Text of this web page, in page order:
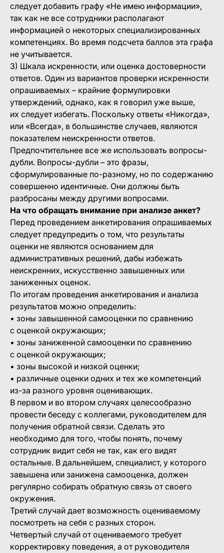
следует добавить графу «Не имею информации»,
так как не все сотрудники располагают
информацией о некоторых специализированных
компетенциях. Во время подсчета баллов эта графа
не учитывается.
3) Шкала искренности, или оценка достоверности
ответов. Один из вариантов проверки искренности
опрашиваемых – крайние формулировки
утверждений, однако, как я говорил уже выше,
их следует избегать. Поскольку ответы «Никогда»,
или «Всегда», в большинстве случаев, являются
показателем неискренности ответов.
Предпочтительнее все же использовать вопросы-
дубли. Вопросы-дубли – это фразы,
сформулированные по-разному, но по содержанию
совершенно идентичные. Они должны быть
разбросаны между другими вопросами.
На что обращать внимание при анализе анкет?
Перед проведением анкетирования опрашиваемых
следует предупредить о том, что результаты
оценки не являются основанием для
административных решений, дабы избежать
неискренних, искусственно завышенных или
заниженных оценок.
По итогам проведения анкетирования и анализа
результатов можно определить:
• зоны завышенной самооценки по сравнению
с оценкой окружающих;
• зоны заниженной самооценки по сравнению
с оценкой окружающих;
• зоны высокой и низкой оценки;
• различные оценки одних и тех же компетенций
из-за разного уровня оценивающих.
В первом и во втором случаях целесообразно
провести беседу с коллегами, руководителем для
получения обратной связи. Сделать это
необходимо для того, чтобы понять, почему
сотрудник видит себя не так, как его видят
остальные. В дальнейшем, специалист, у которого
завышена или занижена самооценка, должен
регулярно собирать обратную связь от своего
окружения.
Третий случай дает возможность оцениваемому
посмотреть на себя с разных сторон.
Четвертый случай от оцениваемого требует
корректировку поведения, а от руководителя